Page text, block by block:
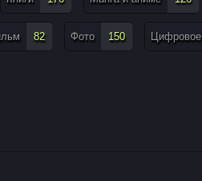
82 Фото 150 Цифровое